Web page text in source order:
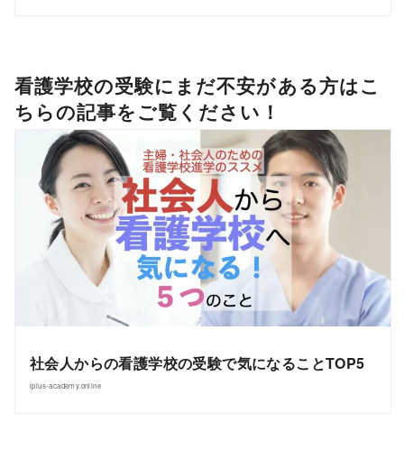
看護学校の受験にまだ不安がある方はこ
ちらの記事をご覧ください！
社会人からの看護学校の受験で気になることTOP5
iplus-academy.online